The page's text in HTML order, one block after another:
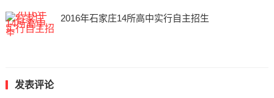
2016年石家庄14所高中实行自主招生
发表评论